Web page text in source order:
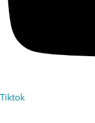
Tiktok